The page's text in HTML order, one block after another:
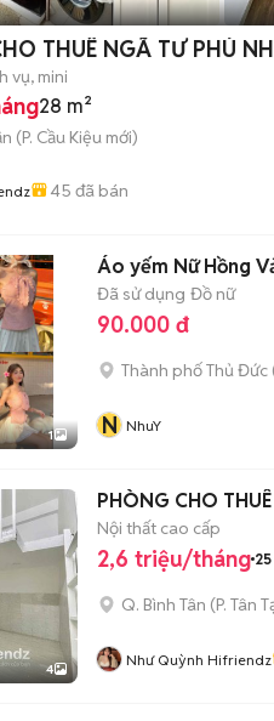
THUÊ NGÃ TƯ PHÚ
vụ, mini
28 m²
(P. Cầu Kiệu mới)
45 đã bán
1
Áo yếm Nữ Hồng
Đã sử dụng Đồ nữ
90.000 đ
Thành phố Thủ Đức
N NhuY
4
Nội thất cao cấp
2,6 triệu/tháng 25
Q. Bình Tân (P. Tân
Như Quỳnh Hifriendz